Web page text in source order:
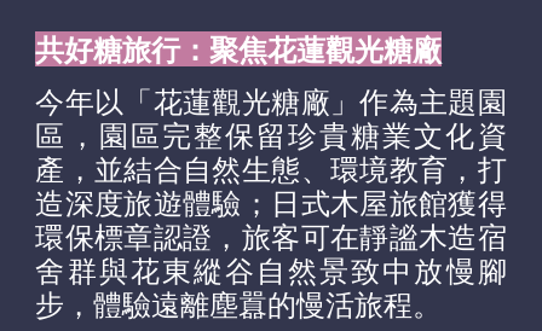
共好糖旅行：聚焦花蓮觀光糖廠
今年以「花蓮觀光糖廠」作為主題園
區，園區完整保留珍貴糖業文化資
產， 並結合自然生態、環境教育 ，打
造深度旅遊體驗 ； 日式木屋旅館獲得
環保標章認證 ， 旅客可在靜謐木造宿
舍群與花東縱谷自然景致中放慢腳
步，體驗遠離塵囂的慢活旅程。